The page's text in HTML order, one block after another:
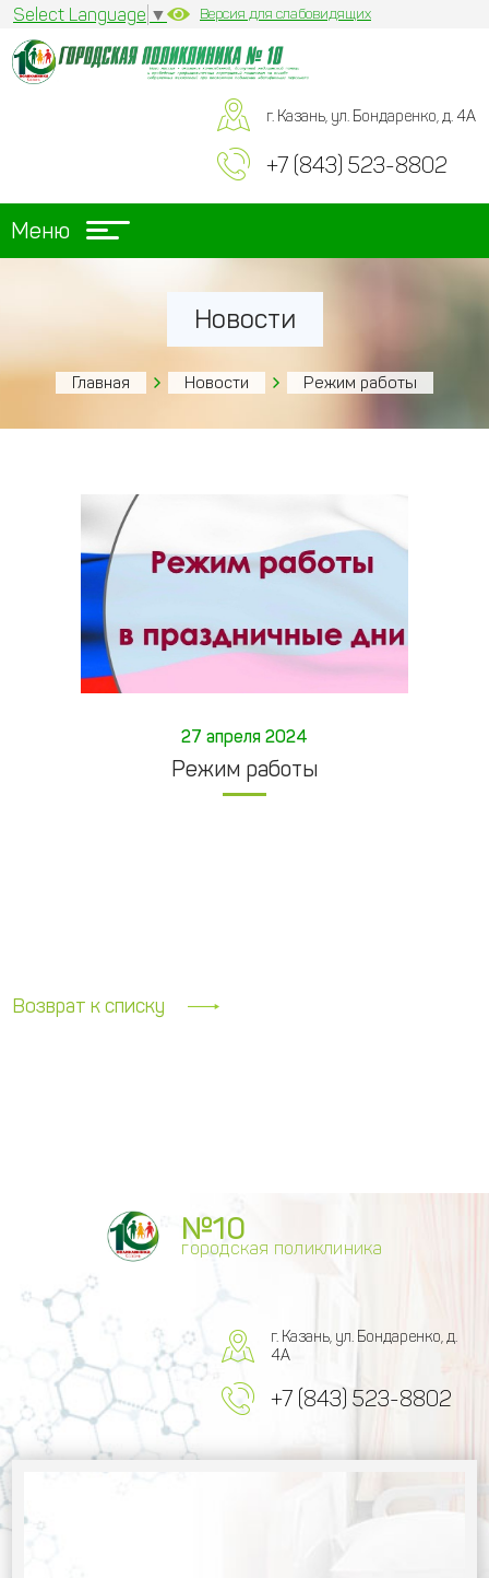
Select Language ▼ Версия для слабовидящих
г. Казань, ул. Бондаренко, д. 4А
+7 (843) 523-8802
Меню
Новости
Главная Новости Режим работы
27 апреля 2024
Режим работы
Возврат к списку
№10
городская поликлиника
г. Казань, ул. Бондаренко, д.
4А
+7 (843) 523-8802